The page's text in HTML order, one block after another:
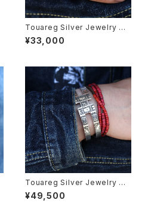
Touareg Silver Jewelry トゥ
アレグシルバージュエリー EBO
NY WOOD NARROW RING
¥33,000
Touareg Silver Jewelry トゥ
アレグシルバージュエリー “H”
TYPE BANGLE シルバーバン
¥49,500